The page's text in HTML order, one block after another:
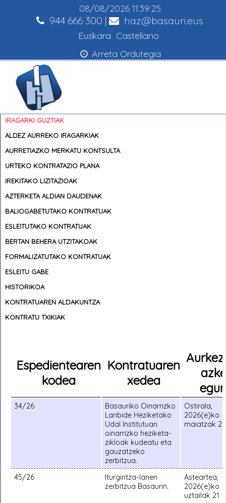
08/08/2026 11:39:25
944 666 300 | haz@basauri.eus
Euskara Castellano
Arreta Ordutegia